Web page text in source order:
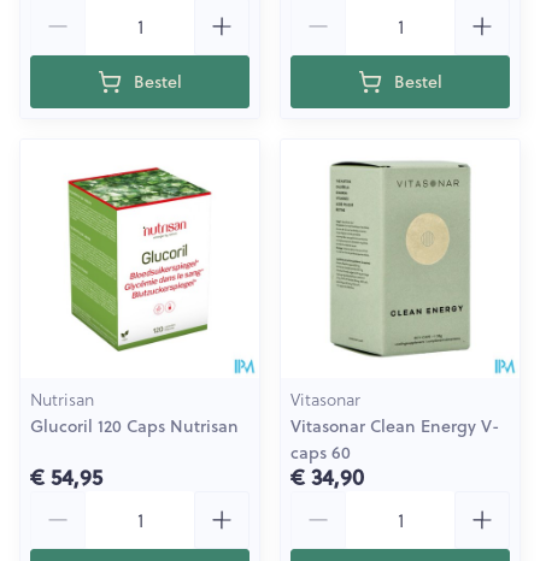
Bestel Bestel
Nutrisan
Glucoril 120 Caps Nutrisan
€ 54,95
Vitasonar
Vitasonar Clean Energy V-
caps 60
€ 34,90